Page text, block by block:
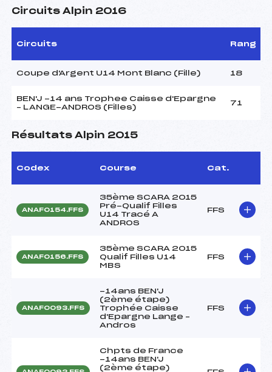
Circuits Alpin 2016
Circuits Rang
Coupe d'Argent U14 Mont Blanc (Fille) 18
BEN'J -14 ans Trophee Caisse d'Epargne
– LANGE-ANDROS (Filles)
71
Résultats Alpin 2015
Codex Course Cat.
ANAF0154.FFS
35ème SCARA 2015
Pré-Qualif Filles
U14 Tracé A
ANDROS
FFS
ANAF0156.FFS
35ème SCARA 2015
Qualif Filles U14
MBS
FFS
ANAF0093.FFS
-14ans BEN'J
(2ème étape)
Trophée Caisse
d'Epargne Lange –
Andros
FFS
Chpts de France
-14ans BEN'J
(2ème étape)